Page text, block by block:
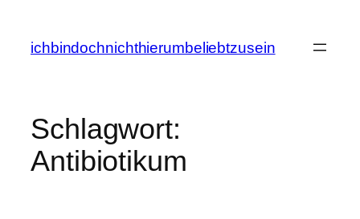
springen
ichbindochnichthierumbeliebtzusein
Schlagwort:
Antibiotikum